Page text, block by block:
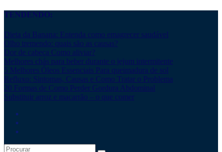
TENDENDO:
Dieta da Banana: Entenda como emagrecer saudável
Olho tremendo: quais são as causas?
Dor de cabeça Como aliviar?
Melhores chás para beber durante o jejum intermitente
5 Melhores Óleos Essenciais Para queimadura de sol
Refluxo: Sintomas, Causas e Como Tratar o Problema
20 Formas de Como Perder Gordura Abdominal
Substituir arroz e macarrão – o que comer